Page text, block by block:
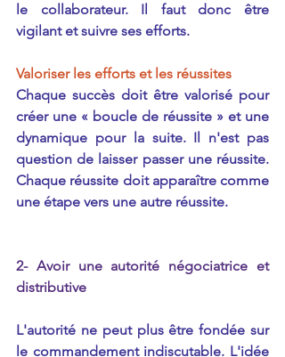
le collaborateur. Il faut donc être
vigilant et suivre ses efforts.
Valoriser les efforts et les réussites
Chaque succès doit être valorisé pour
créer une « boucle de réussite » et une
dynamique pour la suite. Il n'est pas
question de laisser passer une réussite.
Chaque réussite doit apparaître comme
une étape vers une autre réussite.
2- Avoir une autorité négociatrice et
distributive
L'autorité ne peut plus être fondée sur
le commandement indiscutable. L'idée